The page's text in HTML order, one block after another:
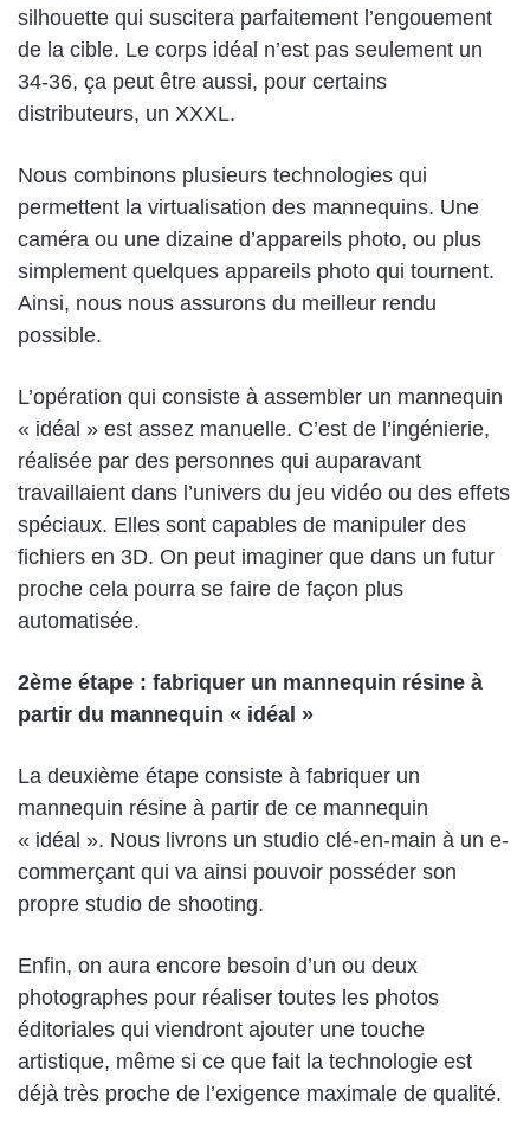
silhouette qui suscitera parfaitement l’engouement
de la cible. Le corps idéal n’est pas seulement un
34-36, ça peut être aussi, pour certains
distributeurs, un XXXL.
Nous combinons plusieurs technologies qui
permettent la virtualisation des mannequins. Une
caméra ou une dizaine d’appareils photo, ou plus
simplement quelques appareils photo qui tournent.
Ainsi, nous nous assurons du meilleur rendu
possible.
L’opération qui consiste à assembler un mannequin
« idéal » est assez manuelle. C’est de l’ingénierie,
réalisée par des personnes qui auparavant
travaillaient dans l’univers du jeu vidéo ou des effets
spéciaux. Elles sont capables de manipuler des
fichiers en 3D. On peut imaginer que dans un futur
proche cela pourra se faire de façon plus
automatisée.
2ème étape : fabriquer un mannequin résine à
partir du mannequin « idéal »
La deuxième étape consiste à fabriquer un
mannequin résine à partir de ce mannequin
« idéal ». Nous livrons un studio clé-en-main à un e-
commerçant qui va ainsi pouvoir posséder son
propre studio de shooting.
Enfin, on aura encore besoin d’un ou deux
photographes pour réaliser toutes les photos
éditoriales qui viendront ajouter une touche
artistique, même si ce que fait la technologie est
déjà très proche de l’exigence maximale de qualité.